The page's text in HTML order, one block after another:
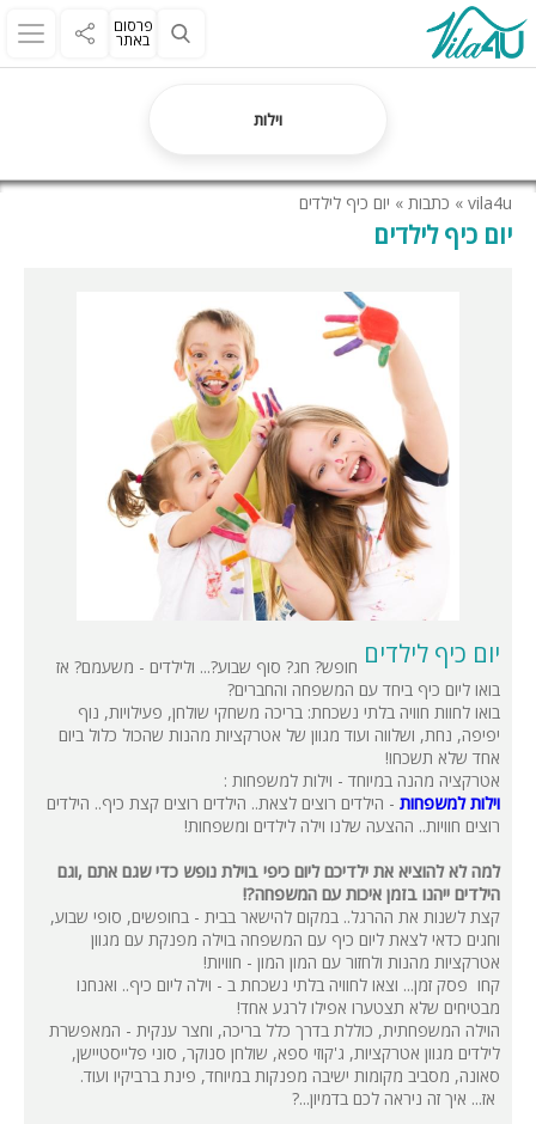
פרסום
באתר
וילות
vila4u
» כתבות » יום כיף לילדים
יום כיף לילדים
יום כיף לילדים חופש? חג? סוף שבוע?... ולילדים - משעמם? אז
בואו ליום כיף ביחד עם המשפחה והחברים?
בואו לחוות חוויה בלתי נשכחת: בריכה משחקי שולחן, פעילויות, נוף
יפיפה, נחת, ושלווה ועוד מגוון של אטרקציות מהנות שהכול כלול ביום
אחד שלא תשכחו!
אטרקציה מהנה במיוחד - וילות למשפחות :
וילות למשפחות - הילדים רוצים לצאת.. הילדים רוצים קצת כיף.. הילדים
רוצים חוויות.. ההצעה שלנו וילה לילדים ומשפחות!
למה לא להוציא את ילדיכם ליום כיפי בוילת נופש כדי שגם אתם ,וגם
הילדים ייהנו בזמן איכות עם המשפחה?!
קצת לשנות את ההרגל.. במקום להישאר בבית - בחופשים, סופי שבוע,
וחגים כדאי לצאת ליום כיף עם המשפחה בוילה מפנקת עם מגוון
אטרקציות מהנות ולחזור עם המון המון - חוויות!
קחו פסק זמן... וצאו לחוויה בלתי נשכחת ב - וילה ליום כיף.. ואנחנו
מבטיחים שלא תצטערו אפילו לרגע אחד!
הוילה המשפחתית, כוללת בדרך כלל בריכה, וחצר ענקית - המאפשרת
לילדים מגוון אטרקציות, ג'קוזי ספא, שולחן סנוקר, סוני פלייסטיישן,
סאונה, מסביב מקומות ישיבה מפנקות במיוחד, פינת ברביקיו ועוד.
אז... איך זה ניראה לכם בדמיון...?